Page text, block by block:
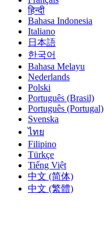
हिन्दी
Bahasa Indonesia
Italiano
日本語
한국어
Bahasa Melayu
Nederlands
Polski
Português (Brasil)
Português (Portugal)
Svenska
ไทย
Filipino
Türkçe
Tiếng Việt
中文 (简体)
中文 (繁體)